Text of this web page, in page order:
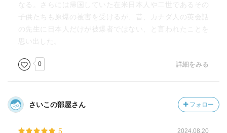
なる。さらには帰国していた在米日本人や二世であるその
子供たちも原爆の被害を受けるが、昔、カナダ人の英会話
の先生に日本人だけが被爆者ではない、と言われたことを
思い出した。
0 詳細をみる
さいこの部屋さん フォロー
5 2024.08.20